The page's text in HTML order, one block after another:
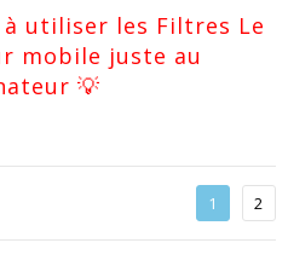
à utiliser les Filtres Le
mobile juste au
💡
1 2